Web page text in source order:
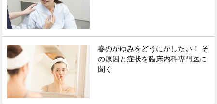
春のかゆみをどうにかしたい！ そ
の原因と症状を臨床内科専門医に
聞く